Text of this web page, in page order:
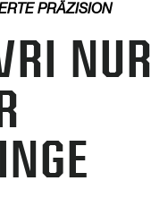
PRÄZISION
NUR